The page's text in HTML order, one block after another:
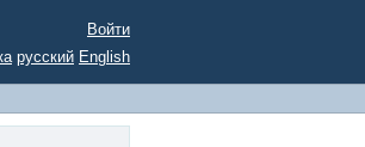
Войти
русский English